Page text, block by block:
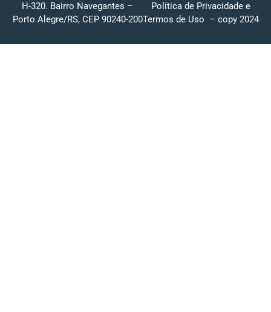
H-320. Bairro Navegantes –
Porto Alegre/RS, CEP 90240-200
Política de Privacidade e
Termos de Uso – copy 2024